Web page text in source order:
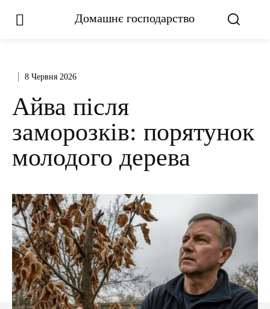
Домашнє господарство
8 Червня 2026
Айва після
заморозків: порятунок
молодого дерева